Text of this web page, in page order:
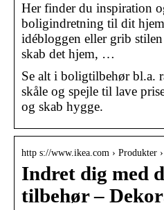
Her finder du inspiration
boligindretning til dit
idébloggen eller grib
skab det hjem, …
Se alt i boligtilbehør bl.a.
skåle og spejle til lave
og skab hygge.
http s://www.ikea.com › Produkter
Indret dig med
tilbehør –